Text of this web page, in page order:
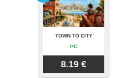
TOWN TO CITY
PC
8.19 €